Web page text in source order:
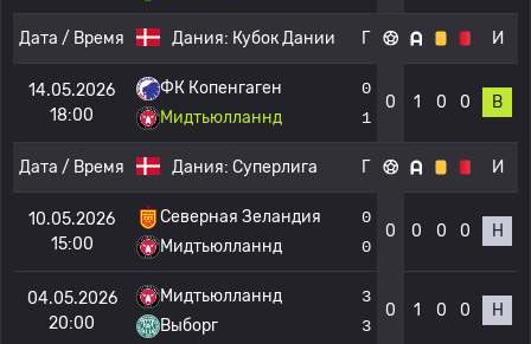
Дата / Время Дания: Кубок Дании Г И
14.05.2026
18:00
ФК Копенгаген
Мидтьюлланнд
0
1
0 1 0 0 В
Дата / Время Дания: Суперлига Г И
10.05.2026
15:00
Северная Зеландия
Мидтьюлланнд
0
0
0 0 0 0 Н
04.05.2026
20:00
Мидтьюлланнд
Выборг
3
3
0 1 0 0 Н